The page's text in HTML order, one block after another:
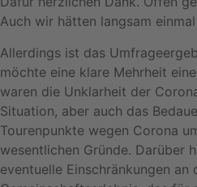
Auch wir hätten langsam
Allerdings ist das
möchte eine klare Mehrheit
waren die Unklarheit der
Situation, aber auch das
Tourenpunkte wegen Corona
wesentlichen Gründe. Darüber
eventuelle Einschränkungen an